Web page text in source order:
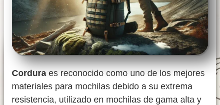
Cordura es reconocido como uno de los mejores
materiales para mochilas debido a su extrema
resistencia, utilizado en mochilas de gama alta y